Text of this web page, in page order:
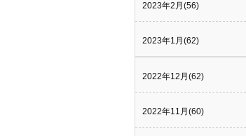
2023年2月(56)
2023年1月(62)
2022年12月(62)
2022年11月(60)